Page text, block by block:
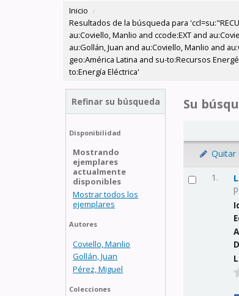
Inicio ›
Resultados de la búsqueda para
au:Coviello, Manlio and ccode:EXT and
au:Gollán, Juan and au:Coviello, Manlio and
geo:América Latina and su-to:Recursos
to:Energía Eléctrica'
Refinar su búsqueda
Disponibilidad
Mostrando
ejemplares
actualmente
disponibles
Mostrar todos los
ejemplares
Autores
Coviello, Manlio
Gollán, Juan
Pérez, Miguel
Colecciones
Su
Quitar
1.